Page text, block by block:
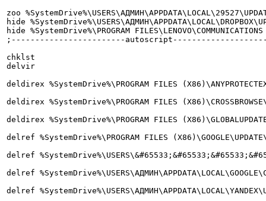
zoo
hide
hide %SystemDrive%\PROGRAM
;------------------------
chklst
delvir
deldirex %SystemDrive%\PROGRAM FILES
deldirex %SystemDrive%\PROGRAM FILES
deldirex %SystemDrive%\PROGRAM FILES
delref %SystemDrive%\PROGRAM FILES
delref
delref
delref